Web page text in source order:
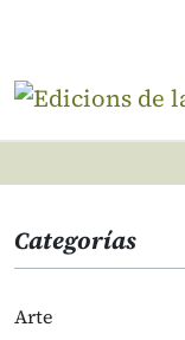
Categorías
Arte